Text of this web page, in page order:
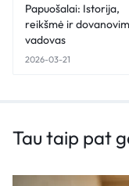
Papuošalai: Istorija,
reikšmė ir
vadovas
2026-03-21
Tau taip pat